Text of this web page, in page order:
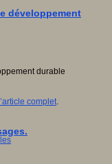
développement
l’article complet.